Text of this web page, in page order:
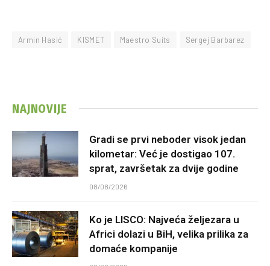
Armin Hasić KISMET Maestro Suits Sergej Barbarez
NAJNOVIJE
Gradi se prvi neboder visok jedan
kilometar: Već je dostigao 107.
sprat, završetak za dvije godine
08/08/2026
Ko je LISCO: Najveća željezara u
Africi dolazi u BiH, velika prilika za
domaće kompanije